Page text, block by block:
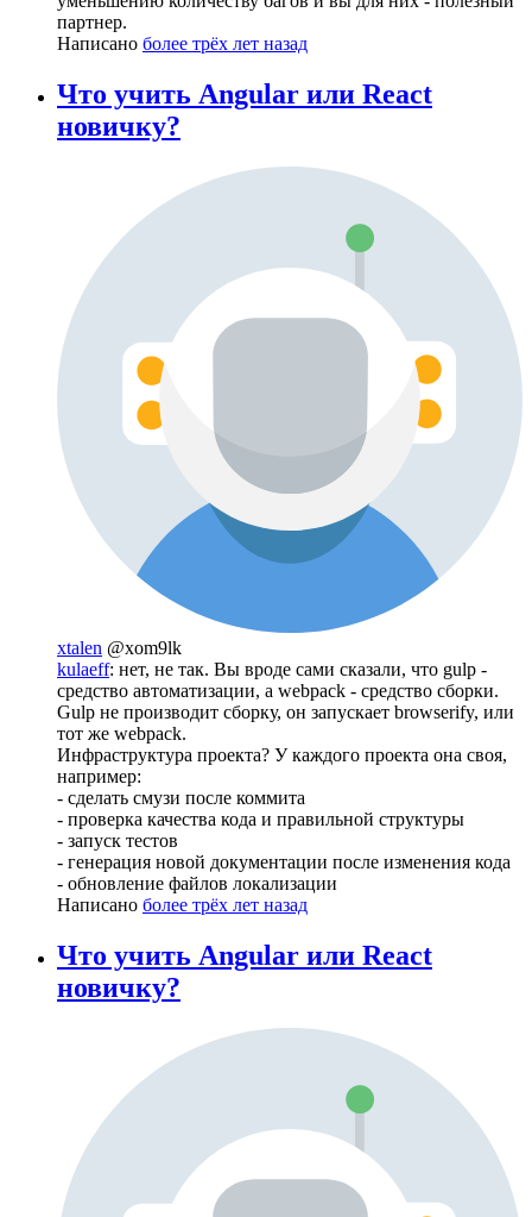
партнер.
Написано более трёх лет назад
Что учить Angular или React
новичку?
xtalen @xom9lk
kulaeff: нет, не так. Вы вроде сами сказали, что gulp -
средство автоматизации, а webpack - средство сборки.
Gulp не производит сборку, он запускает browserify, или
тот же webpack.
Инфраструктура проекта? У каждого проекта она своя,
например:
- сделать смузи после коммита
- проверка качества кода и правильной структуры
- запуск тестов
- генерация новой документации после изменения кода
- обновление файлов локализации
Написано более трёх лет назад
Что учить Angular или React
новичку?